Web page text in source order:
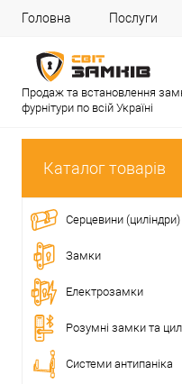
Головна Послуги
Продаж та встановлення
фурнітури по всій Україні
Каталог товарів
Серцевини (циліндри)
Замки
Електрозамки
Розумні замки та
Системи антипаніка